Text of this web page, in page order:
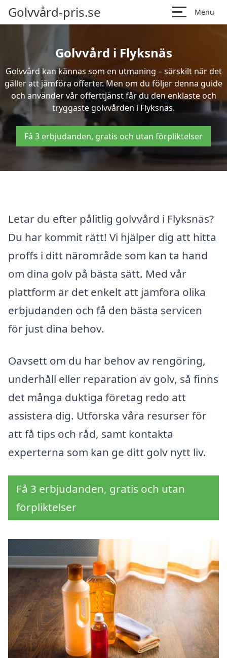
Golvvård-pris.se Menu
Golvvård i Flyksnäs
Golvvård kan kännas som en utmaning – särskilt när det
gäller att jämföra offerter. Men om du följer denna guide
och använder vår offerttjänst får du den enklaste och
tryggaste golvvården i Flyksnäs.
Få 3 erbjudanden, gratis och utan förpliktelser
Letar du efter pålitlig golvvård i Flyksnäs?
Du har kommit rätt! Vi hjälper dig att hitta
proffs i ditt närområde som kan ta hand
om dina golv på bästa sätt. Med vår
plattform är det enkelt att jämföra olika
erbjudanden och få den bästa servicen
för just dina behov.
Oavsett om du har behov av rengöring,
underhåll eller reparation av golv, så finns
det många duktiga företag redo att
assistera dig. Utforska våra resurser för
att få tips och råd, samt kontakta
experterna som kan ge ditt golv nytt liv.
Få 3 erbjudanden, gratis och utan
förpliktelser